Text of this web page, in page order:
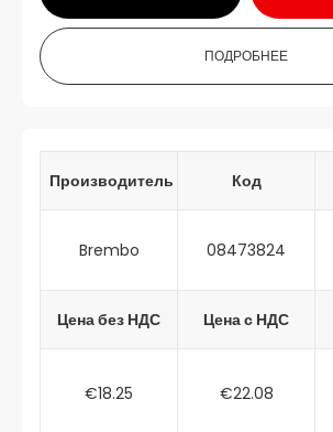
ПОДРОБНЕЕ
Производитель Код
Brembo 08473824
Цена без НДС Цена с НДС
€18.25 €22.08